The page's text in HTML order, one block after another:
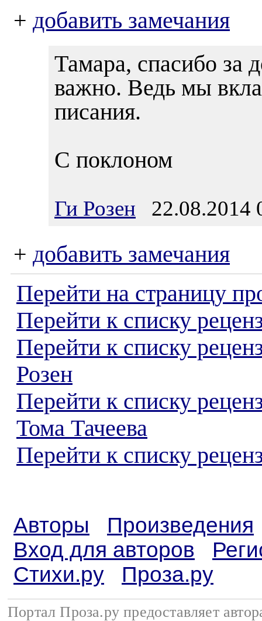
+ добавить замечания
Тамара, спасибо за
важно. Ведь мы
писания.
С поклоном
Ги Розен 22.08.2014
+ добавить замечания
Перейти на страницу
Перейти к списку
Перейти к списку
Розен
Перейти к списку
Тома Тачеева
Перейти к списку
Авторы
Произведения
Вход для авторов
Стихи.ру
Проза.ру
Портал Проза.ру предоставляет